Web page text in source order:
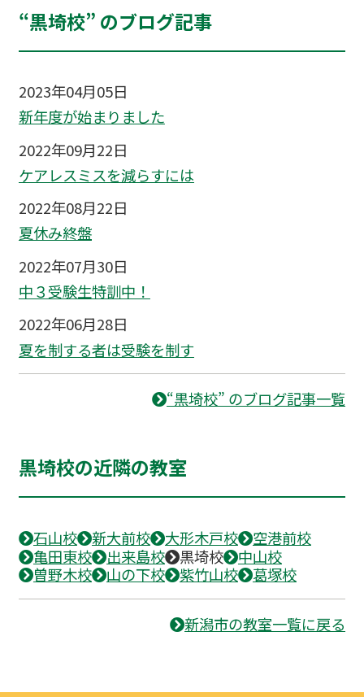
“黒埼校” のブログ記事
2023年04月05日
新年度が始まりました
2022年09月22日
ケアレスミスを減らすには
2022年08月22日
夏休み終盤
2022年07月30日
中３受験生特訓中！
2022年06月28日
夏を制する者は受験を制す
“黒埼校” のブログ記事一覧
黒埼校の近隣の教室
石山校 新大前校 大形木戸校
空港前校
亀田東校
出来島校 黒埼校
中山校
曽野木校
山の下校 紫竹山校 葛塚校
新潟市の教室一覧に戻る